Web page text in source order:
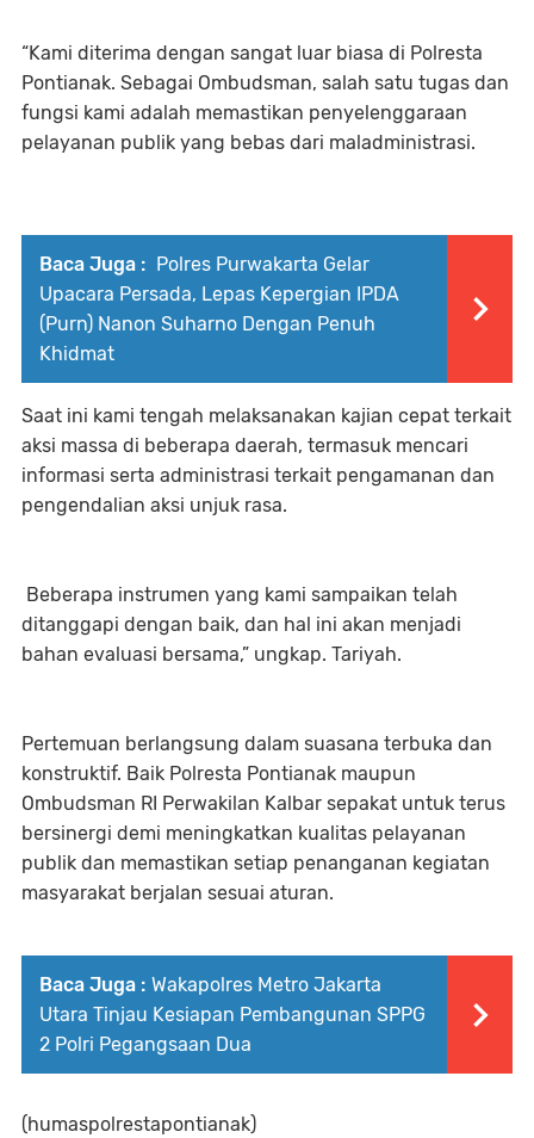
“Kami diterima dengan sangat luar biasa di Polresta
Pontianak. Sebagai Ombudsman, salah satu tugas dan
fungsi kami adalah memastikan penyelenggaraan
pelayanan publik yang bebas dari maladministrasi.
Baca Juga : Polres Purwakarta Gelar
Upacara Persada, Lepas Kepergian IPDA
(Purn) Nanon Suharno Dengan Penuh
Khidmat
Saat ini kami tengah melaksanakan kajian cepat terkait
aksi massa di beberapa daerah, termasuk mencari
informasi serta administrasi terkait pengamanan dan
pengendalian aksi unjuk rasa.
Beberapa instrumen yang kami sampaikan telah
ditanggapi dengan baik, dan hal ini akan menjadi
bahan evaluasi bersama,” ungkap. Tariyah.
Pertemuan berlangsung dalam suasana terbuka dan
konstruktif. Baik Polresta Pontianak maupun
Ombudsman RI Perwakilan Kalbar sepakat untuk terus
bersinergi demi meningkatkan kualitas pelayanan
publik dan memastikan setiap penanganan kegiatan
masyarakat berjalan sesuai aturan.
Baca Juga : Wakapolres Metro Jakarta
Utara Tinjau Kesiapan Pembangunan SPPG
2 Polri Pegangsaan Dua
(humaspolrestapontianak)